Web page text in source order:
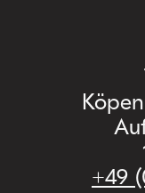
+49